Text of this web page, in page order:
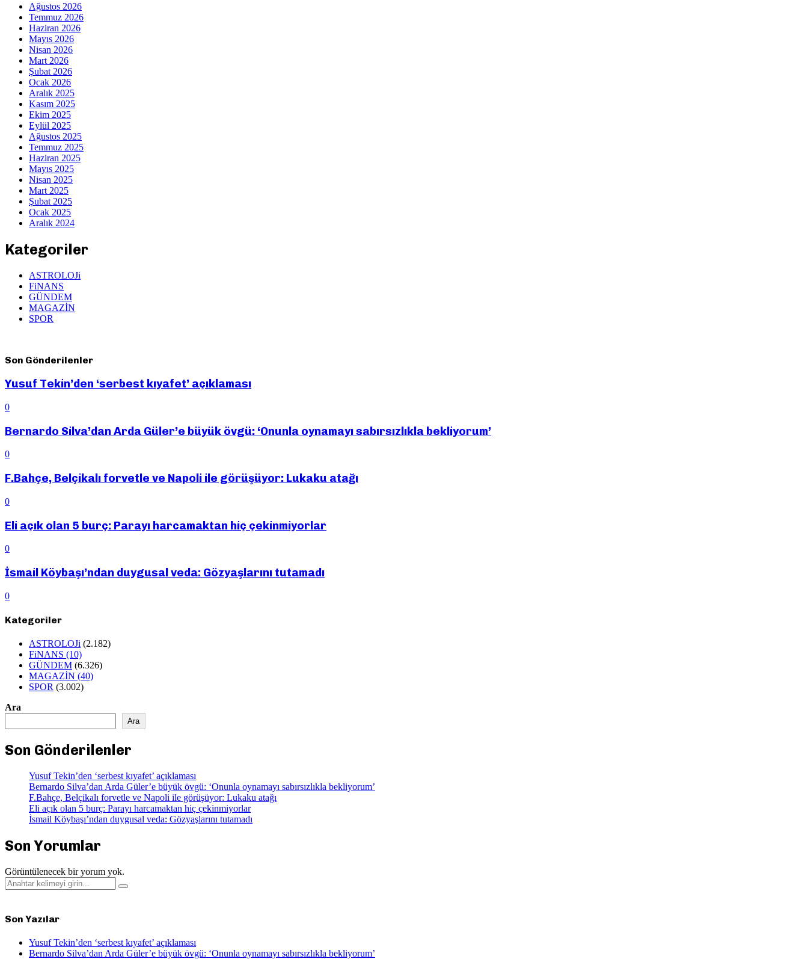
Ağustos 2026
Temmuz 2026
Haziran 2026
Mayıs 2026
Nisan 2026
Mart 2026
Şubat 2026
Ocak 2026
Aralık 2025
Kasım 2025
Ekim 2025
Eylül 2025
Ağustos 2025
Temmuz 2025
Haziran 2025
Mayıs 2025
Nisan 2025
Mart 2025
Şubat 2025
Ocak 2025
Aralık 2024
Kategoriler
ASTROLOJi
FiNANS
GÜNDEM
MAGAZİN
SPOR
Son Gönderilenler
Yusuf Tekin’den ‘serbest kıyafet’ açıklaması
0
Bernardo Silva’dan Arda Güler’e büyük övgü: ‘Onunla oynamayı sabırsızlıkla bekliyorum’
0
F.Bahçe, Belçikalı forvetle ve Napoli ile görüşüyor: Lukaku atağı
0
Eli açık olan 5 burç: Parayı harcamaktan hiç çekinmiyorlar
0
İsmail Köybaşı’ndan duygusal veda: Gözyaşlarını tutamadı
0
Kategoriler
ASTROLOJi (2.182)
FiNANS (10)
GÜNDEM (6.326)
MAGAZİN (40)
SPOR (3.002)
Ara
Ara
Son Gönderilenler
Yusuf Tekin’den ‘serbest kıyafet’ açıklaması
Bernardo Silva’dan Arda Güler’e büyük övgü: ‘Onunla oynamayı sabırsızlıkla bekliyorum’
F.Bahçe, Belçikalı forvetle ve Napoli ile görüşüyor: Lukaku atağı
Eli açık olan 5 burç: Parayı harcamaktan hiç çekinmiyorlar
İsmail Köybaşı’ndan duygusal veda: Gözyaşlarını tutamadı
Son Yorumlar
Görüntülenecek bir yorum yok.
Search
for:
Search
Son Yazılar
Yusuf Tekin’den ‘serbest kıyafet’ açıklaması
Bernardo Silva’dan Arda Güler’e büyük övgü: ‘Onunla oynamayı sabırsızlıkla bekliyorum’